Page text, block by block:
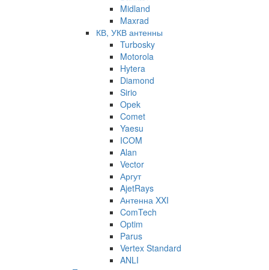
Midland
Maxrad
КВ, УКВ антенны
Turbosky
Motorola
Hytera
Diamond
Sirio
Opek
Comet
Yaesu
ICOM
Alan
Vector
Аргут
AjetRays
Антенна XXI
ComTech
Optim
Parus
Vertex Standard
ANLI